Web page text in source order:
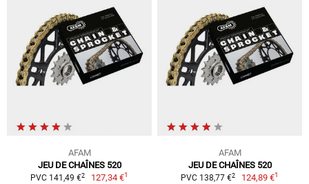
AFAM
JEU DE CHAÎNES 520
PVC 141,49 €2 127,34 €1
AFAM
JEU DE CHAÎNES 520
PVC 138,77 €2 124,89 €1